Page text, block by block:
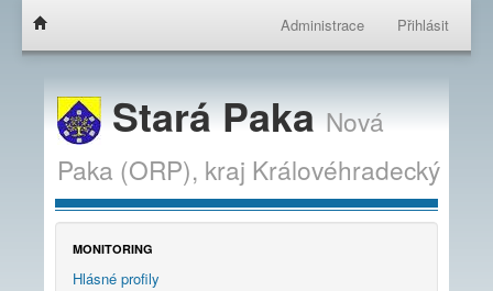
Administrace Přihlásit
Stará PakaNová
Paka (ORP), kraj Královéhradecký
MONITORING
Hlásné profily